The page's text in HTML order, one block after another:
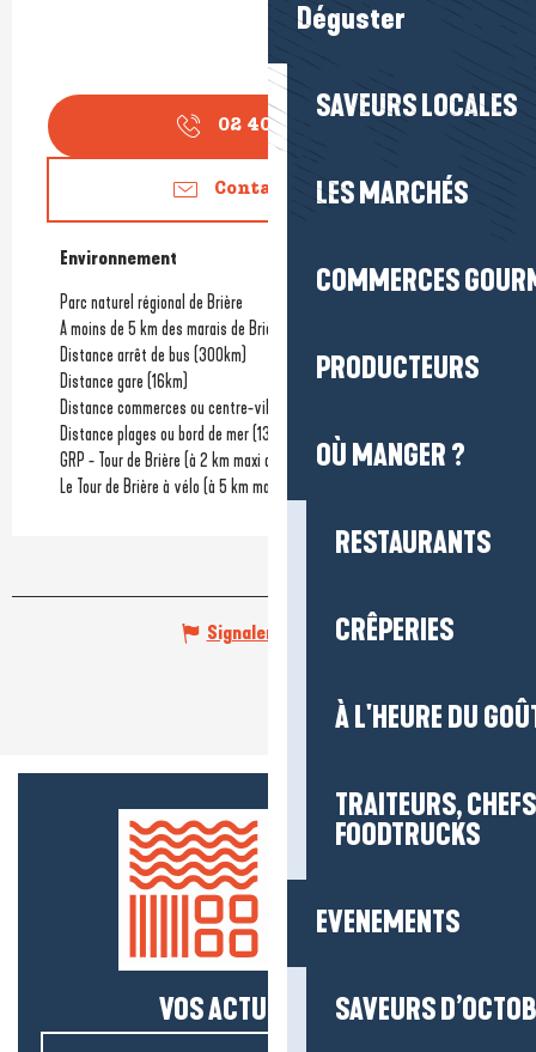
Déguster
SAVEURS LOCALES
LES MARCHÉS
COMMERCES
PRODUCTEURS
OÙ MANGER ?
RESTAURANTS
CRÊPERIES
À L'HEURE DU
TRAITEURS,
FOODTRUCKS
EVENEMENTS
SAVEURS
02 40 91 30
Contactez-nous
Environnement
Environnement
Parc naturel régional de Brière
A moins de 5 km des marais de Brière
Distance arrêt de bus (300km)
Distance gare (16km)
Distance commerces ou centre-ville
Distance plages ou bord de mer(13km)
GRP - Tour de Brière (à 2 km maxi du circuit)
Le Tour de Brière à vélo (à 5 km maxi de l'itinéraire)
Signaler une erreur
VOS ACTUS SALÉES !